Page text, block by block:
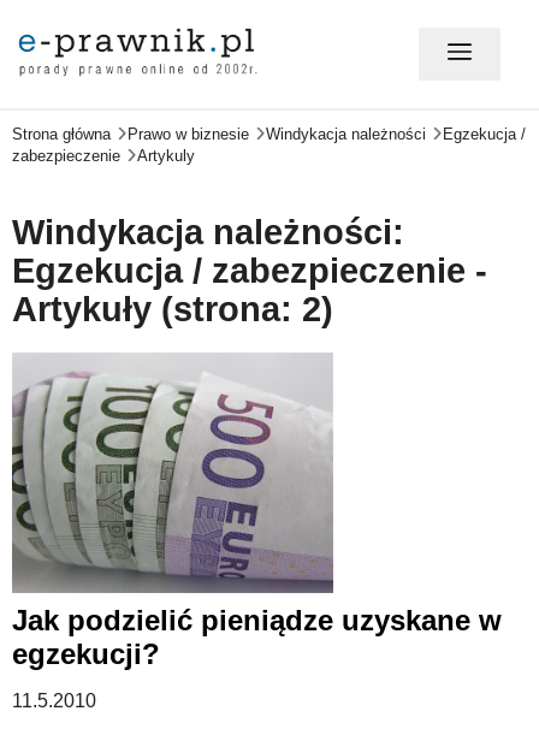
MÓJ E-PRAWNIK - LOGOWANIE
PORADY PRAWNE ONLINE
PRAWO NA CO DZIEŃ
PRAWO W BIZNESIE
ZMIANY W PRAWIE
WZORY DOKUMENTÓW
FORUM PRAWNE
Strona główna Prawo w biznesie Windykacja należności
Egzekucja /
zabezpieczenie
Artykuly
Windykacja należności:
Egzekucja / zabezpieczenie -
Artykuły (strona: 2)
Jak podzielić pieniądze uzyskane w
egzekucji?
11.5.2010